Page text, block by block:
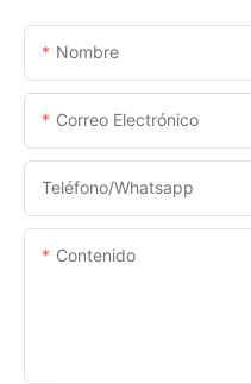
Nombre
Correo Electrónico
Teléfono/whatsapp
Contenido